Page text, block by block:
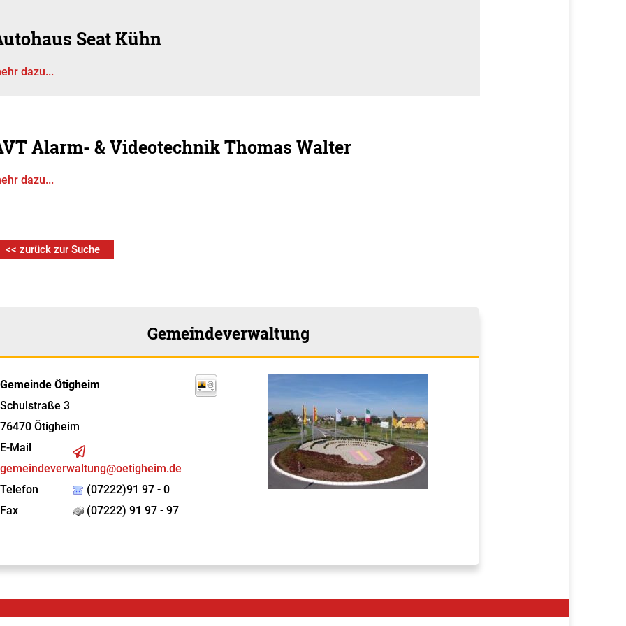
Seat Kühn
dazu...
Alarm- & Videotechnik Thomas Walter
dazu...
<< zurück zur Suche
Gemeindeverwaltung
Gemeinde Ötigheim
Schulstraße 3
76470 Ötigheim
E-Mail
gemeindeverwaltung@oetigheim.de
Telefon
(07222)91 97 - 0
Fax
(07222) 91 97 - 97